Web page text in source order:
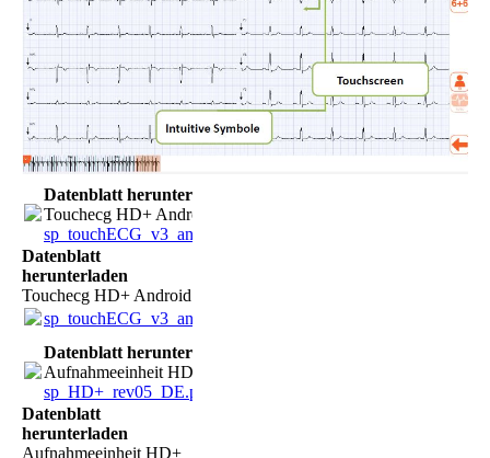
Datenblatt herunterladen
Touchecg HD+ Android
sp_touchECG_v3_andr_rev01_DE.pdf
Datenblatt
herunterladen
Touchecg HD+ Android
sp_touchECG_v3_andr_rev01_DE.pdf
Datenblatt herunterladen
Aufnahmeeinheit HD+
sp_HD+_rev05_DE.pdf
Datenblatt
herunterladen
Aufnahmeeinheit HD+